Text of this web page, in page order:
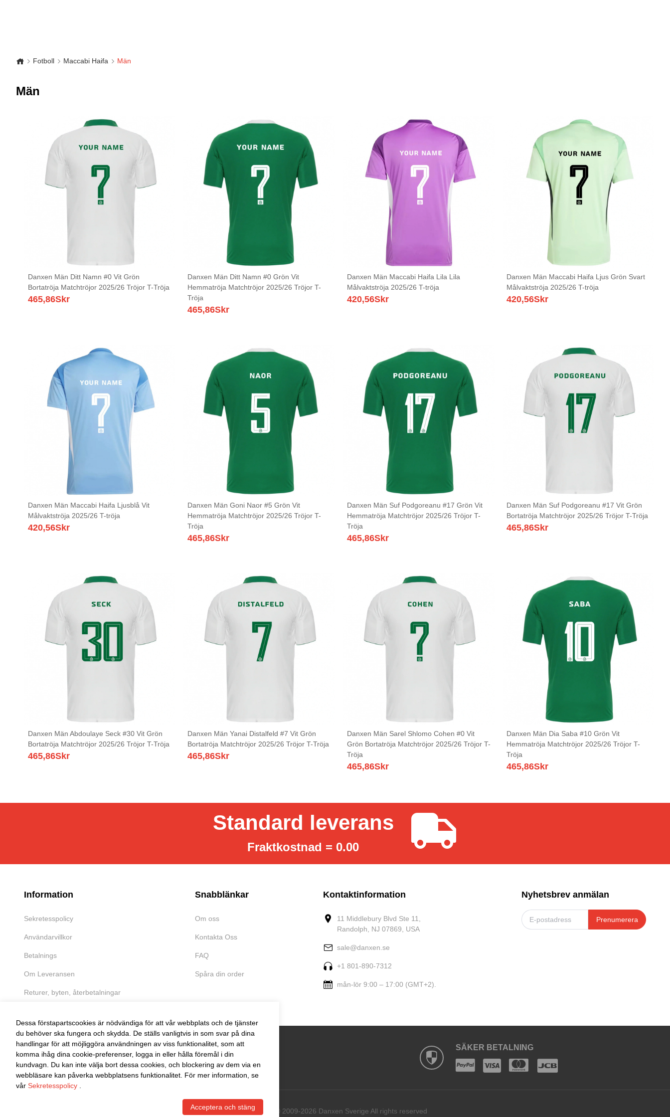
Fotboll Maccabi Haifa Män
Män
Danxen Män Ditt Namn #0 Vit Grön
Bortatröja Matchtröjor 2025/26 Tröjor T-Tröja
465,86Skr
Danxen Män Ditt Namn #0 Grön Vit
Hemmatröja Matchtröjor 2025/26 Tröjor T-
Tröja
465,86Skr
Danxen Män Maccabi Haifa Lila Lila
Målvaktströja 2025/26 T-tröja
420,56Skr
Danxen Män Maccabi Haifa Ljus Grön Svart
Målvaktströja 2025/26 T-tröja
420,56Skr
Danxen Män Maccabi Haifa Ljusblå Vit
Målvaktströja 2025/26 T-tröja
420,56Skr
Danxen Män Goni Naor #5 Grön Vit
Hemmatröja Matchtröjor 2025/26 Tröjor T-
Tröja
465,86Skr
Danxen Män Suf Podgoreanu #17 Grön Vit
Hemmatröja Matchtröjor 2025/26 Tröjor T-
Tröja
465,86Skr
Danxen Män Suf Podgoreanu #17 Vit Grön
Bortatröja Matchtröjor 2025/26 Tröjor T-Tröja
465,86Skr
Danxen Män Abdoulaye Seck #30 Vit Grön
Bortatröja Matchtröjor 2025/26 Tröjor T-Tröja
465,86Skr
Danxen Män Yanai Distalfeld #7 Vit Grön
Bortatröja Matchtröjor 2025/26 Tröjor T-Tröja
465,86Skr
Danxen Män Sarel Shlomo Cohen #0 Vit
Grön Bortatröja Matchtröjor 2025/26 Tröjor T-
Tröja
465,86Skr
Danxen Män Dia Saba #10 Grön Vit
Hemmatröja Matchtröjor 2025/26 Tröjor T-
Tröja
465,86Skr
Standard leverans
Fraktkostnad = 0.00
Information
Sekretesspolicy
Användarvillkor
Betalnings
Om Leveransen
Returer, byten, återbetalningar
Snabblänkar
Om oss
Kontakta Oss
FAQ
Spåra din order
Kontaktinformation
11 Middlebury Blvd Ste 11,
Randolph, NJ 07869, USA
sale@danxen.se
+1 801-890-7312
mån-lör 9:00 – 17:00 (GMT+2).
Nyhetsbrev anmälan
Prenumerera
FRI RETUR
Enkel retur inom 30 dagar
SÄKER BETALNING
Copyright © 2009-2026 Danxen Sverige All rights reserved
Dessa förstapartscookies är nödvändiga för att vår webbplats och de tjänster
du behöver ska fungera och skydda. De ställs vanligtvis in som svar på dina
handlingar för att möjliggöra användningen av viss funktionalitet, som att
komma ihåg dina cookie-preferenser, logga in eller hålla föremål i din
kundvagn. Du kan inte välja bort dessa cookies, och blockering av dem via en
webbläsare kan påverka webbplatsens funktionalitet. För mer information, se
vår Sekretesspolicy
Acceptera och stäng